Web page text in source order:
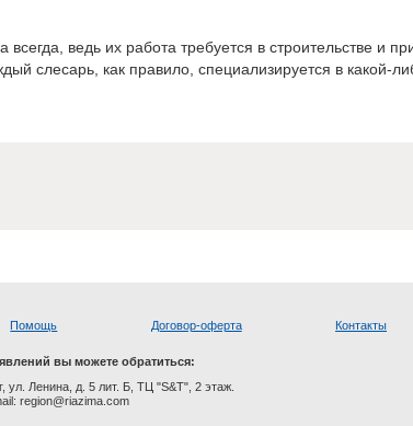
ведь их работа требуется в строительстве и
слесарь, как правило, специализируется в какой-
Помощь Договор-оферта Контакты
вы можете обратиться:
ул. Ленина, д. 5 лит. Б, ТЦ "S&T", 2 этаж.
region@riazima.com